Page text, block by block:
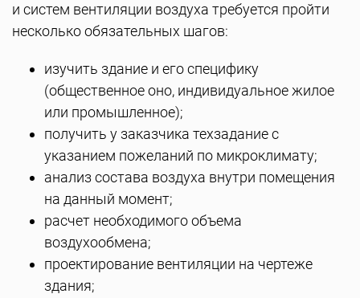
и систем вентиляции воздуха требуется пройти
несколько обязательных шагов:
изучить здание и его специфику
(общественное оно, индивидуальное жилое
или промышленное);
получить у заказчика техзадание с
указанием пожеланий по микроклимату;
анализ состава воздуха внутри помещения
на данный момент;
расчет необходимого объема
воздухообмена;
проектирование вентиляции на чертеже
здания;